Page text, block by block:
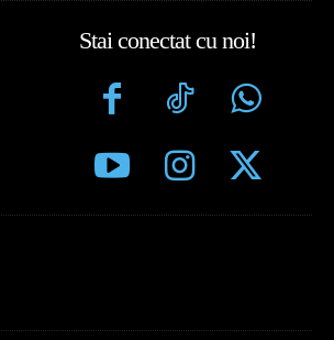
Stai conectat cu noi!